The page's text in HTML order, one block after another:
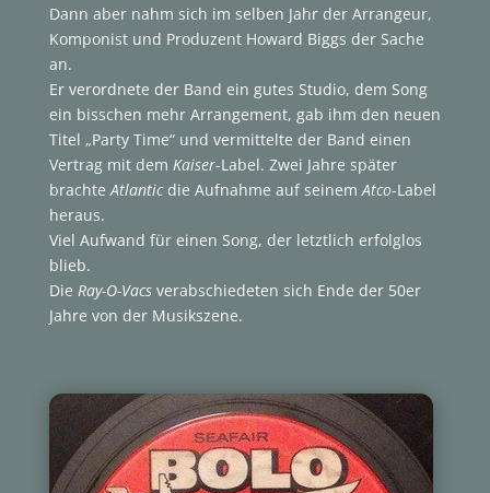
Dann aber nahm sich im selben Jahr der Arrangeur,
Komponist und Produzent Howard Biggs der Sache
an.
Er verordnete der Band ein gutes Studio, dem Song
ein bisschen mehr Arrangement, gab ihm den neuen
Titel „Party Time“ und vermittelte der Band einen
Vertrag mit dem Kaiser-Label. Zwei Jahre später
brachte Atlanticdie Aufnahme auf seinem Atco-Label
heraus.
Viel Aufwand für einen Song, der letztlich erfolglos
blieb.
Die Ray-O-Vacsverabschiedeten sich Ende der 50er
Jahre von der Musikszene.